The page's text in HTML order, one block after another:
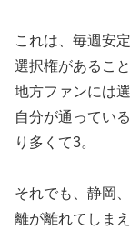
これは、毎週安
選択権があるこ
地方ファンには
自分が通ってい
り多くて3。
それでも、静岡
離が離れてしま